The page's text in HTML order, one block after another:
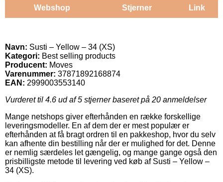
Webshop Stjerner Link
Navn: Susti – Yellow – 34 (XS)
Kategori: Best selling products
Producent: Moves
Varenummer: 37871892168874
EAN: 2999003553140
Vurderet til 4.6 ud af 5 stjerner baseret på 20 anmeldelser
Mange netshops giver efterhånden en række forskellige
leveringsmodeller. En af dem der er mest populær er
efterhånden at få bragt ordren til en pakkeshop, hvor du selv
kan afhente din bestilling når der er mulighed for det. Denne
er nemlig særdeles let gængelig, og mange gange også den
prisbilligste metode til levering ved køb af Susti – Yellow –
34 (XS).